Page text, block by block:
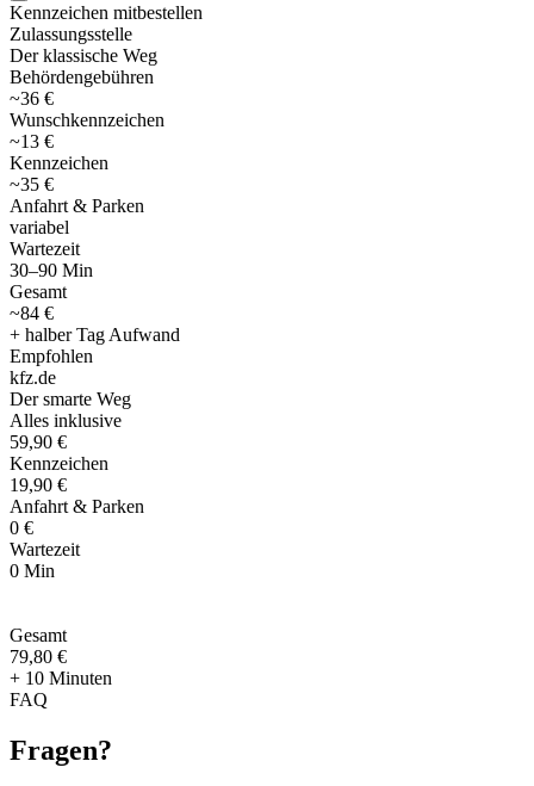
Kennzeichen mitbestellen
Zulassungsstelle
Der klassische Weg
Behördengebühren
~36 €
Wunschkennzeichen
~13 €
Kennzeichen
~35 €
Anfahrt & Parken
variabel
Wartezeit
30–90 Min
Gesamt
~84 €
+ halber Tag Aufwand
Empfohlen
kfz.de
Der smarte Weg
Alles inklusive
59,90 €
Kennzeichen
19,90 €
Anfahrt & Parken
0 €
Wartezeit
0 Min
Gesamt
79,80 €
+ 10 Minuten
FAQ
Fragen?